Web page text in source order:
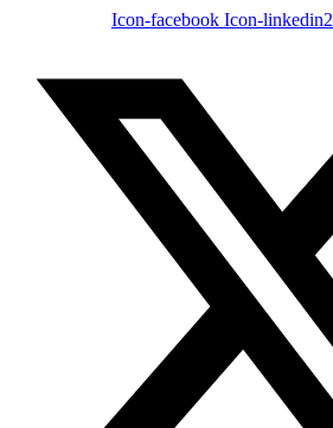
Icon-facebook Icon-linkedin2